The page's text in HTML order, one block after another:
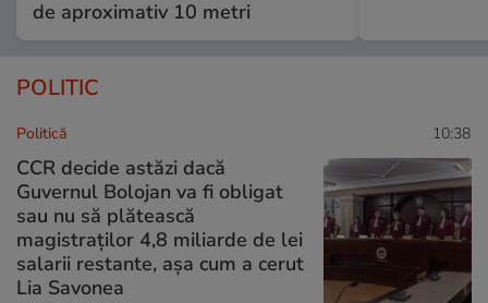
de aproximativ 10 metri
POLITIC
Politică 10:38
CCR decide astăzi dacă
Guvernul Bolojan va fi obligat
sau nu să plătească
magistraților 4,8 miliarde de lei
salarii restante, așa cum a cerut
Lia Savonea